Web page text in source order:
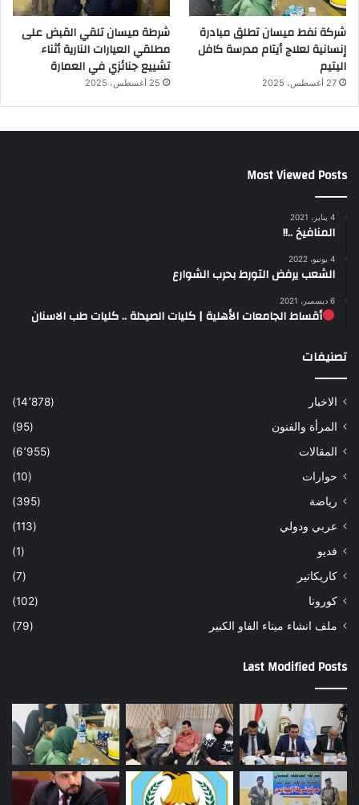
شركة نفط ميسان تطلق مبادرة
إنسانية لعلاج أيتام مدرسة كافل
اليتيم
27 أغسطس، 2025
شرطة ميسان تلقي القبض على
مطلقي العيارات النارية أثناء
تشييع جنائزي في العمارة
25 أغسطس، 2025
Most Viewed Posts
4 يناير، 2021
المنافيخ ..!!
4 يونيو، 2022
الشعب يرفض التورط بحرب الشوارع
6 ديسمبر، 2021
أقساط الجامعات الأهلية | كليات الصيدلة .. كليات طب الاسنان
تصنيفات
الاخبار
(14٬878)
المرأة والفنون
(95)
المقالات
(6٬955)
حوارات
(10)
رياضة
(395)
عربي ودولي
(113)
فديو
(1)
كاريكاتير
(7)
كورونا
(102)
ملف انشاء ميناء الفاو الكبير
(79)
Last Modified Posts